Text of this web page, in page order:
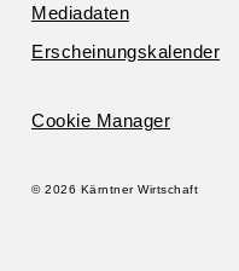
Media­daten
Erschei­nungs­ka­lender
Cookie Manager
© 2026 Kärntner Wirtschaft